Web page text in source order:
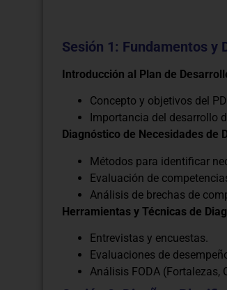
Sesión 1: Fundamentos y
Introducción al Plan de
Concepto y objetivos del
Importancia del desarrollo
Diagnóstico de Necesidades de
Métodos para identificar
Evaluación de
Análisis de brechas de
Herramientas y Técnicas de
Entrevistas y encuestas.
Evaluaciones de
Análisis FODA (Fortalezas,